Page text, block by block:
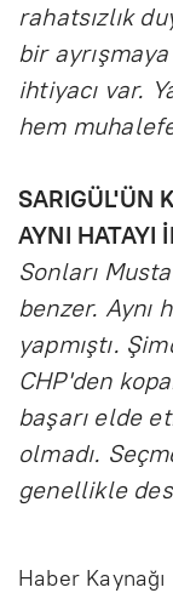
rahatsızlık
bir
ihtiyacı var.
hem
SARIGÜL'ÜN
AYNI HATAYI
Sonları
benzer. Aynı
yapmıştı.
CHP'den
başarı elde
olmadı.
genellikle
Haber